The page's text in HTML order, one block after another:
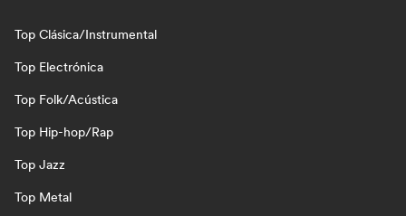
Top Clásica/Instrumental
Top Electrónica
Top Folk/Acústica
Top Hip-hop/Rap
Top Jazz
Top Metal